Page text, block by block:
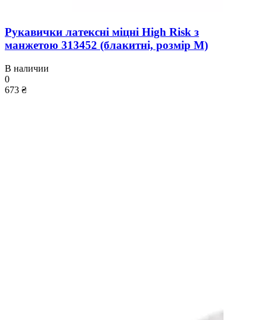
Рукавички латексні міцні High Risk з
манжетою 313452 (блакитні, розмір М)
В наличии
0
673 ₴